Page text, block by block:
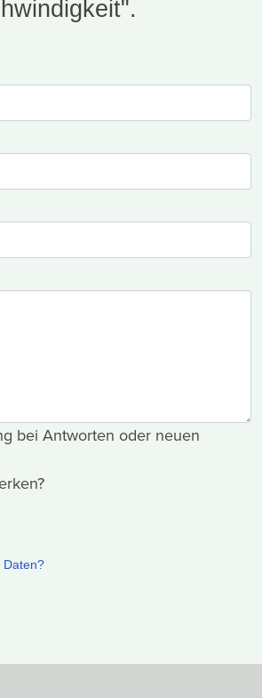
bei Antworten oder neuen
Daten?